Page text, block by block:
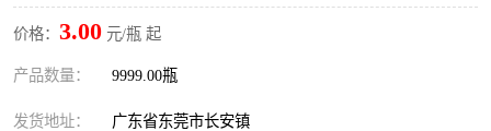
价格： 3.00 元/瓶 起
产品数量： 9999.00瓶
发货地址： 广东省东莞市长安镇